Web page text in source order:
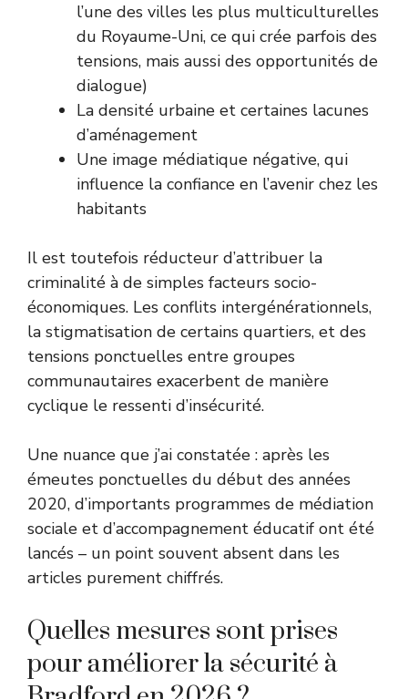
l’une des villes les plus multiculturelles
du Royaume-Uni, ce qui crée parfois des
tensions, mais aussi des opportunités de
dialogue)
La densité urbaine et certaines lacunes
d’aménagement
Une image médiatique négative, qui
influence la confiance en l’avenir chez les
habitants
Il est toutefois réducteur d’attribuer la
criminalité à de simples facteurs socio-
économiques. Les conflits intergénérationnels,
la stigmatisation de certains quartiers, et des
tensions ponctuelles entre groupes
communautaires exacerbent de manière
cyclique le ressenti d’insécurité.
Une nuance que j’ai constatée : après les
émeutes ponctuelles du début des années
2020, d’importants programmes de médiation
sociale et d’accompagnement éducatif ont été
lancés – un point souvent absent dans les
articles purement chiffrés.
Quelles mesures sont prises
pour améliorer la sécurité à